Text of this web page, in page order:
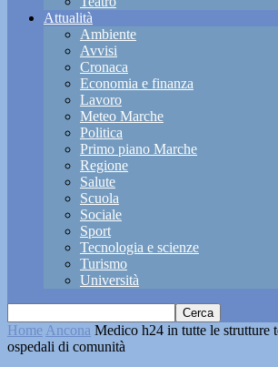
Attualità
Ambiente
Avvisi
Cronaca
Economia e finanza
Lavoro
Meteo Marche
Politica
Primo piano Marche
Regione
Salute
Scuola
Sociale
Sport
Tecnologia e scienze
Turismo
Università
Home Ancona Medico h24 in tutte le strutture
ospedali di comunità